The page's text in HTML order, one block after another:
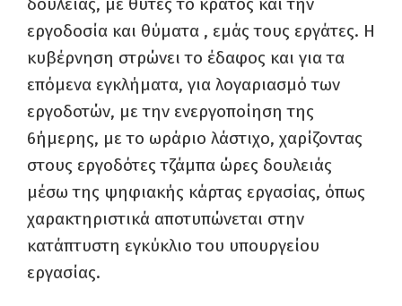
δουλείας, με θύτες το κράτος και την
εργοδοσία και θύματα , εμάς τους εργάτες. Η
κυβέρνηση στρώνει το έδαφος και για τα
επόμενα εγκλήματα, για λογαριασμό των
εργοδοτών, με την ενεργοποίηση της
6ήμερης, με το ωράριο λάστιχο, χαρίζοντας
στους εργοδότες τζάμπα ώρες δουλειάς
μέσω της ψηφιακής κάρτας εργασίας, όπως
χαρακτηριστικά αποτυπώνεται στην
κατάπτυστη εγκύκλιο του υπουργείου
εργασίας.